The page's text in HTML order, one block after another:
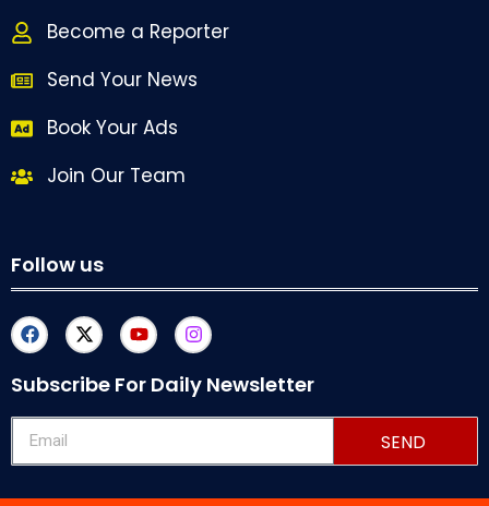
Become a Reporter
Send Your News
Book Your Ads
Join Our Team
Follow us
Subscribe For Daily Newsletter
SEND